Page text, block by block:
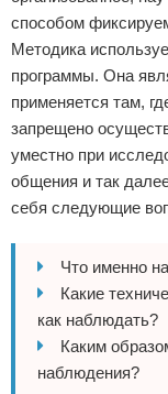
способом
Методика
программы. Она
применяется там,
запрещено
уместно при
общения и так
себя следующие
Что именно
Какие
как наблюдать?
Каким
наблюдения?